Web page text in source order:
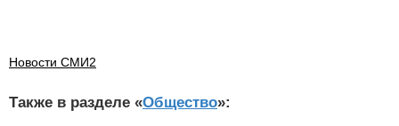
Новости СМИ2
Также в разделе «Общество»: